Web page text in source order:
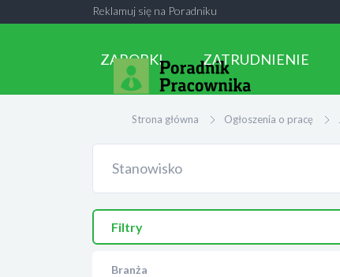
Reklamuj się na Poradniku
ZAROBKI ZATRUDNIENIE
Strona główna Ogłoszenia o pracę
Filtry
Branża